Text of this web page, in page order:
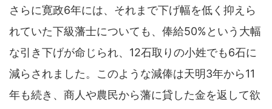
さらに寛政6年には、それまで下げ幅を低く抑えら
れていた下級藩士についても、俸給50%という大幅
な引き下げが命じられ、12石取りの小姓でも6石に
減らされました。このような減俸は天明3年から11
年も続き、商人や農民から藩に貸した金を返して欲